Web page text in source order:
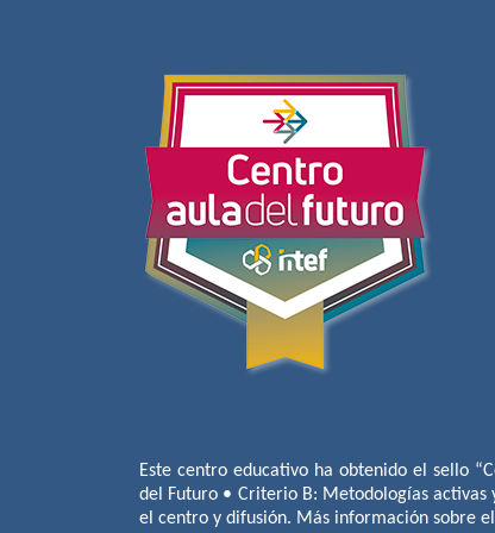
Este centro educativo ha obtenido el sello
del Futuro • Criterio B: Metodologías
el centro y difusión. Más información sobre